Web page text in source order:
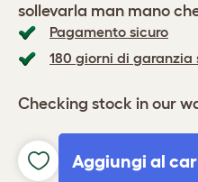
Pagamento sicuro
180 giorni di
Checking stock in our
Aggiungi al
sollevarla man mano